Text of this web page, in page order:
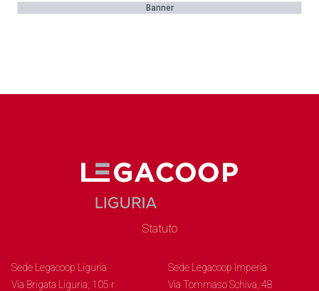
Banner
Statuto
Sede Legacoop Liguria
Via Brigata Liguria, 105 r.
Sede Legacoop Imperia
Via Tommaso Schiva, 48